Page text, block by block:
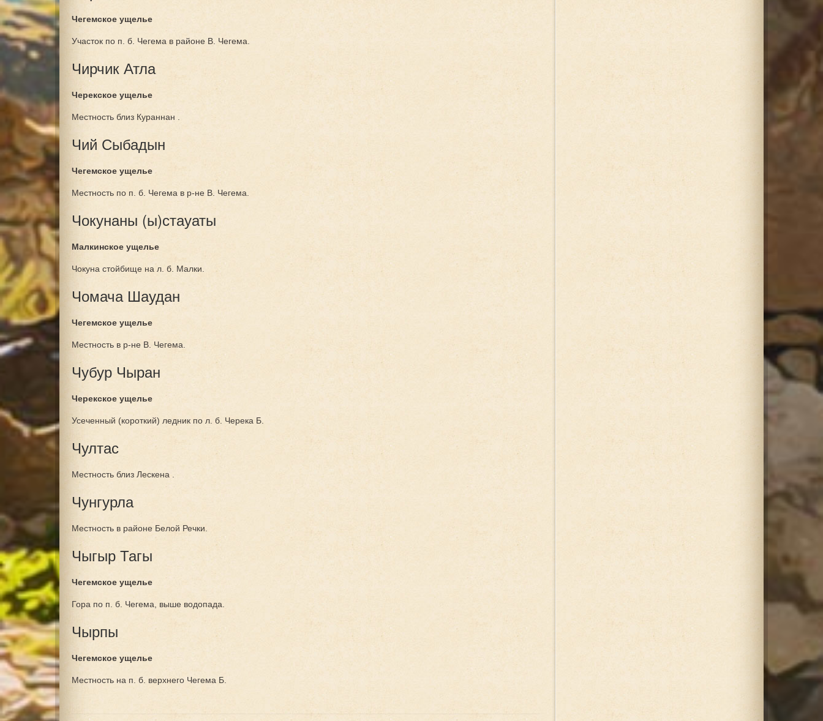
Чегемское ущелье
Участок по п. б. Чегема в районе В. Чегема.
Чирчик Атла
Черекское ущелье
Местность близ Кураннан .
Чий Сыбадын
Чегемское ущелье
Местность по п. б. Чегема в р-не В. Чегема.
Чокунаны (ы)стауаты
Малкинское ущелье
Чокуна стойбище на л. б. Малки.
Чомача Шаудан
Чегемское ущелье
Местность в р-не В. Чегема.
Чубур Чыран
Черекское ущелье
Усеченный (короткий) ледник по л. б. Черека Б.
Чултас
Местность близ Лескена .
Чунгурла
Местность в районе Белой Речки.
Чыгыр Тагы
Чегемское ущелье
Гора по п. б. Чегема, выше водопада.
Чырпы
Чегемское ущелье
Местность на п. б. верхнего Чегема Б.